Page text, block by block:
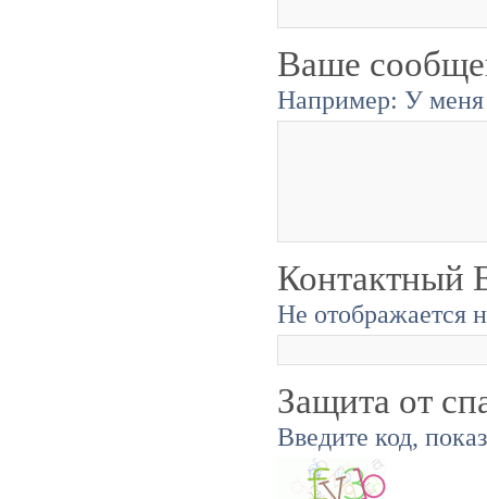
Ваше
Например: У меня
Контактный
Не отображается
Защита от
Введите код,